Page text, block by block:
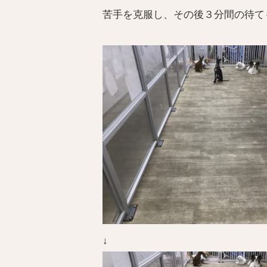
苦手を克服し、その後３分間の待
↓